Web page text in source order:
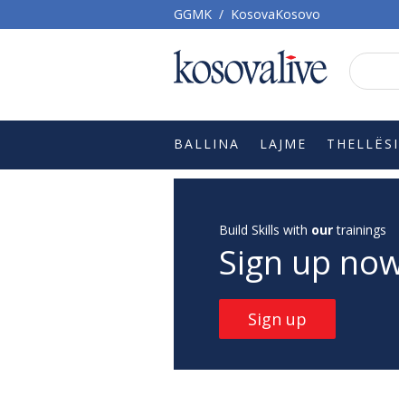
GGMK / KosovaKosovo
BALLINA LAJME
Build Skills with ourtrainings
Sign up
Sign up